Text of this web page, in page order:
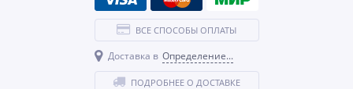
ВСЕ СПОСОБЫ ОПЛАТЫ
Доставка в Определение...
ПОДРОБНЕЕ О ДОСТАВКЕ